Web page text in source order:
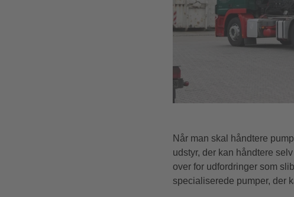
Når man skal håndtere
udstyr, der kan håndtere
over for udfordringer som
specialiserede pumper, der